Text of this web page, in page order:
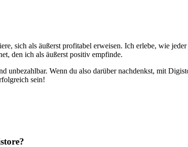
sich als äußerst profitabel erweisen. Ich ⁢erlebe, wie
den ich‍ als äußerst⁤ positiv empfinde.
unbezahlbar. Wenn du also darüber nachdenkst, mit
⁣sein!